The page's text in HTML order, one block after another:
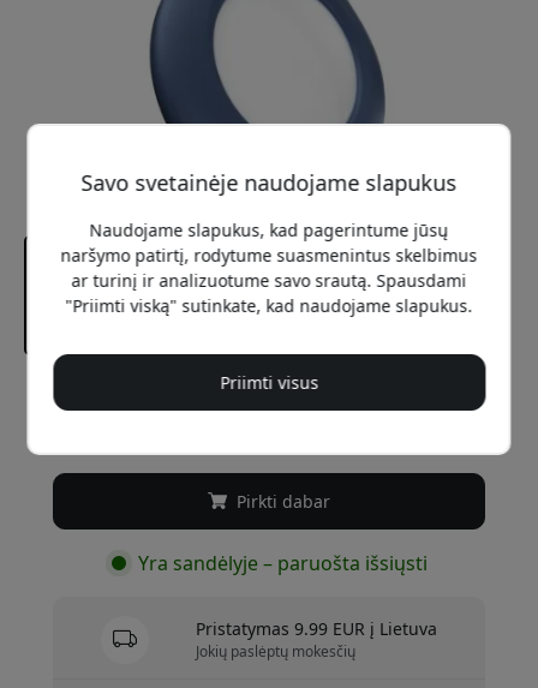
Rekomenduojama kaina
Pirkti dabar
Yra sandėlyje – paruošta išsiųsti
Pristatymas 9.99 EUR į Lietuva
Jokių paslėptų mokesčių
Savo svetainėje naudojame slapukus
Naudojame slapukus, kad pagerintume jūsų
naršymo patirtį, rodytume suasmenintus skelbimus
ar turinį ir analizuotume savo srautą. Spausdami
"Priimti viską" sutinkate, kad naudojame slapukus.
Priimti visus